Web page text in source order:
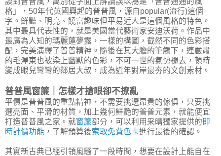
格」，50年代英國興起的普普風，源自popular(流行)這個
字。鮮豔、明亮、饒富趣味但平易近人是這個風格的特色。
其中最具代表性的，就是美國當代藝術家安迪沃荷。作品中
最廣為人知的瑪麗蓮夢露，一樣的構圖，截然不同的色彩搭
配，完美演繹了普普精神。隨後在其大膽的筆觸下，連嚴肅
的毛澤東也被染上幽默的色彩，不可一世的氣勢褪去，頓時
變成眼兒彎彎的鄰居大叔，成為近年對岸最夯的文創素材。
普普風窗簾｜怎樣才搶眼卻不撩亂
平價是普普風的重點精神，不需要挑選昂貴的傢俱，只要挑
選亮面、平滑的材質，加上幾何鮮艷的普普元素，就能便宜
打造普普風之家。就窗簾部分，可以利用采晴獨家提供的即
時計價功能 ，了解預算後索取免費色卡進行最後的確認。
其實新古典已經引領風騷了一段時間，想要在設計上能自在